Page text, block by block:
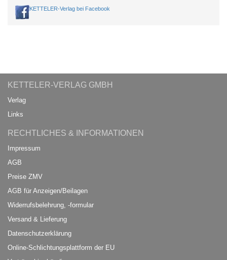
KETTELER-Verlag bei Facebook
KETTELER-VERLAG GMBH
Verlag
Links
RECHTLICHES & INFORMATIONEN
Impressum
AGB
Preise ZMV
AGB für Anzeigen/Beilagen
Widerrufsbelehrung, -formular
Versand & Lieferung
Datenschutzerklärung
Online-Schlichtungsplattform der EU